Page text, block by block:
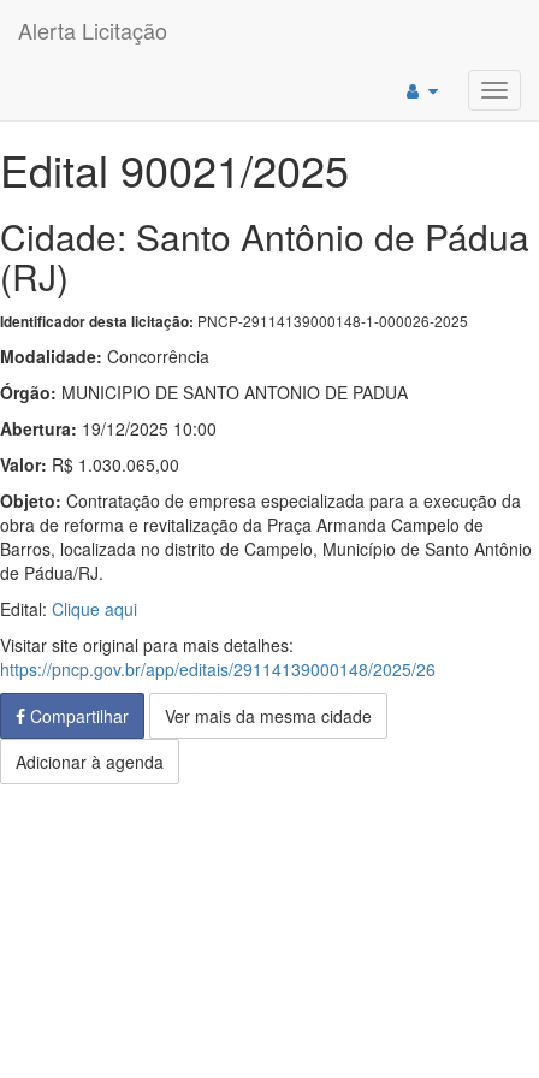
Alerta Licitação
Edital 90021/2025
Cidade: Santo Antônio de Pádua
(RJ)
Identificador desta licitação: PNCP-29114139000148-1-000026-2025
Modalidade: Concorrência
Órgão: MUNICIPIO DE SANTO ANTONIO DE PADUA
Abertura: 19/12/2025 10:00
Valor: R$ 1.030.065,00
Objeto: Contratação de empresa especializada para a execução da
obra de reforma e revitalização da Praça Armanda Campelo de
Barros, localizada no distrito de Campelo, Município de Santo Antônio
de Pádua/RJ.
Edital: Clique aqui
Visitar site original para mais detalhes:
https://pncp.gov.br/app/editais/29114139000148/2025/26
Compartilhar
Ver mais da mesma cidade
Adicionar à agenda